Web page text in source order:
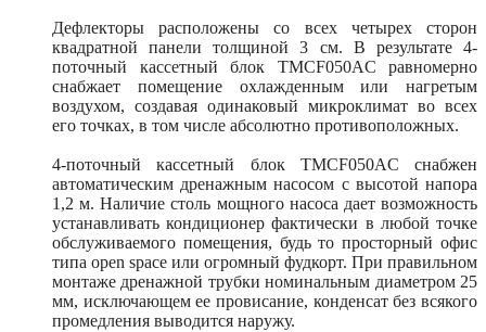
Дефлекторы расположены со всех четырех сторон
квадратной панели толщиной 3 см. В результате 4-
поточный кассетный блок TMCF050AС равномерно
снабжает помещение охлажденным или нагретым
воздухом, создавая одинаковый микроклимат во всех
его точках, в том числе абсолютно противоположных.
4-поточный кассетный блок TMCF050AС снабжен
автоматическим дренажным насосом с высотой напора
1,2 м. Наличие столь мощного насоса дает возможность
устанавливать кондиционер фактически в любой точке
обслуживаемого помещения, будь то просторный офис
типа open space или огромный фудкорт. При правильном
монтаже дренажной трубки номинальным диаметром 25
мм, исключающем ее провисание, конденсат без всякого
промедления выводится наружу.